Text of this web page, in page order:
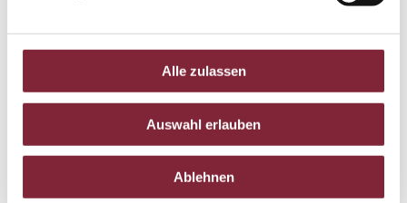
Alle zulassen
Auswahl erlauben
Ablehnen